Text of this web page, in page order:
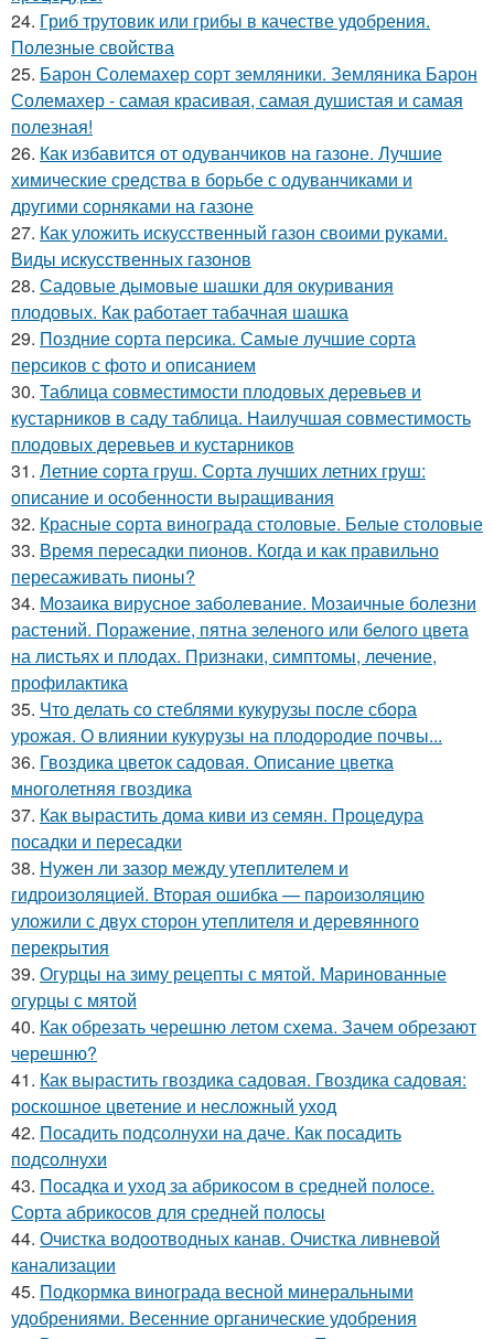
24. Гриб трутовик или грибы в качестве удобрения.
Полезные свойства
25. Барон Солемахер сорт земляники. Земляника Барон
Солемахер - самая красивая, самая душистая и самая
полезная!
26. Как избавится от одуванчиков на газоне. Лучшие
химические средства в борьбе с одуванчиками и
другими сорняками на газоне
27. Как уложить искусственный газон своими руками.
Виды искусственных газонов
28. Садовые дымовые шашки для окуривания
плодовых. Как работает табачная шашка
29. Поздние сорта персика. Самые лучшие сорта
персиков с фото и описанием
30. Таблица совместимости плодовых деревьев и
кустарников в саду таблица. Наилучшая совместимость
плодовых деревьев и кустарников
31. Летние сорта груш. Сорта лучших летних груш:
описание и особенности выращивания
32. Красные сорта винограда столовые. Белые столовые
33. Время пересадки пионов. Когда и как правильно
пересаживать пионы?
34. Мозаика вирусное заболевание. Мозаичные болезни
растений. Поражение, пятна зеленого или белого цвета
на листьях и плодах. Признаки, симптомы, лечение,
профилактика
35. Что делать со стеблями кукурузы после сбора
урожая. О влиянии кукурузы на плодородие почвы...
36. Гвоздика цветок садовая. Описание цветка
многолетняя гвоздика
37. Как вырастить дома киви из семян. Процедура
посадки и пересадки
38. Нужен ли зазор между утеплителем и
гидроизоляцией. Вторая ошибка — пароизоляцию
уложили с двух сторон утеплителя и деревянного
перекрытия
39. Огурцы на зиму рецепты с мятой. Маринованные
огурцы с мятой
40. Как обрезать черешню летом схема. Зачем обрезают
черешню?
41. Как вырастить гвоздика садовая. Гвоздика садовая:
роскошное цветение и несложный уход
42. Посадить подсолнухи на даче. Как посадить
подсолнухи
43. Посадка и уход за абрикосом в средней полосе.
Сорта абрикосов для средней полосы
44. Очистка водоотводных канав. Очистка ливневой
канализации
45. Подкормка винограда весной минеральными
удобрениями. Весенние органические удобрения